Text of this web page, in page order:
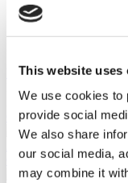
This website uses
We use cookies to
provide social
We also share
our social media,
may combine it
Ubicada en el
Ver clínica
Desde
2.450 €
Contacte a la Clínica
(9.5)
21 Reseñas
Contacte a la Clínica